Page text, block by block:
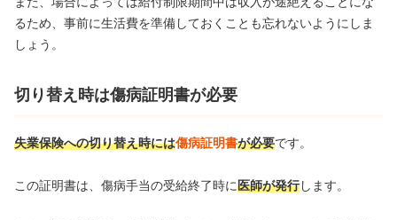
るため、事前に生活費を準備しておくことも忘れないようにしま
しょう。
切り替え時は傷病証明書が必要
失業保険への切り替え時には傷病証明書が必要です。
この証明書は、傷病手当の受給終了時に医師が発行します。